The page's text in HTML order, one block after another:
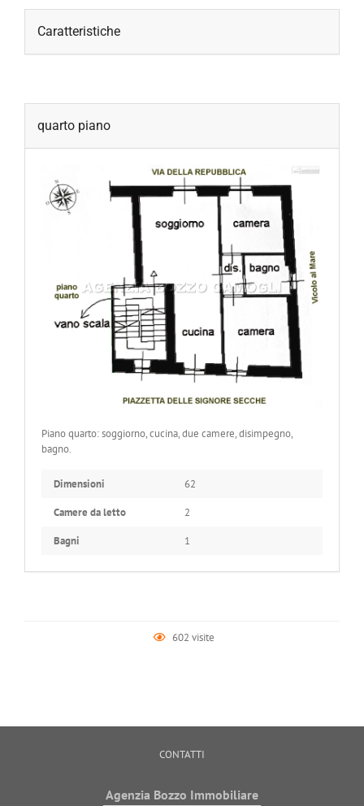
Caratteristiche
quarto piano
Piano quarto: soggiorno, cucina, due camere, disimpegno,
bagno.
Dimensioni 62
Camere da letto 2
Bagni 1
602 visite
CONTATTI
Agenzia Bozzo Immobiliare